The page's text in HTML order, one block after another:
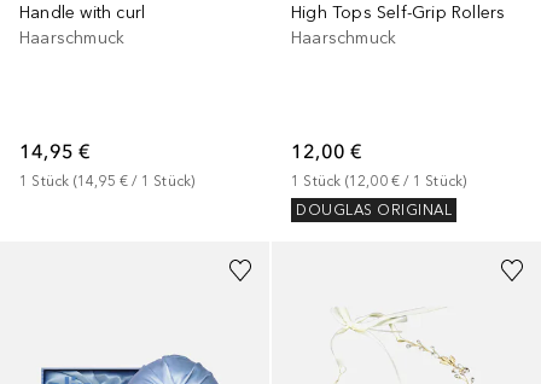
Handle with curl
Haarschmuck
14,95 €
1 Stück (14,95 € / 1 Stück)
High Tops Self-Grip Rollers
Haarschmuck
12,00 €
1 Stück (12,00 € / 1 Stück)
DOUGLAS ORIGINAL